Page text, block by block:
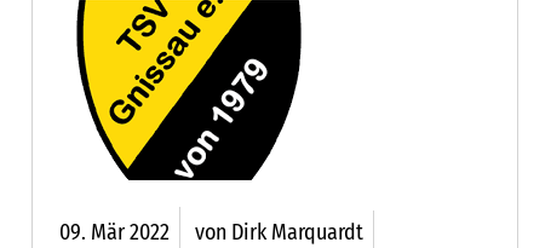
09. Mär2022 von Dirk Marquardt